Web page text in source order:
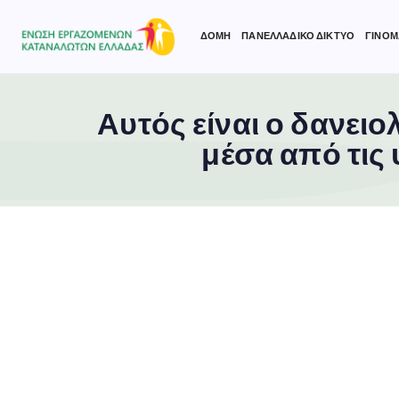
ΔΟΜΗ ΠΑΝΕΛΛΑΔΙΚΟ ΔΙΚΤΥΟ
Αυτός είναι ο
μέσα από τις
Type and hit enter